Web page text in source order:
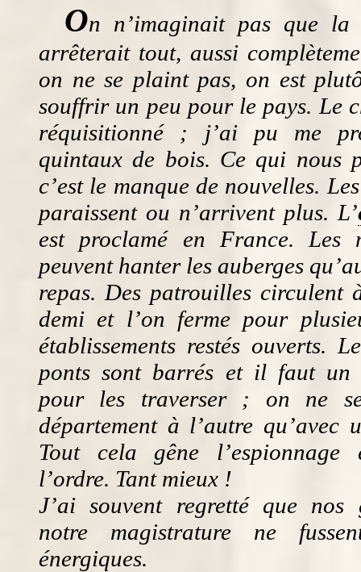
On n’imaginait pas que la
arrêterait tout, aussi
on ne se plaint pas, on est
souffrir un peu pour le pays. Le
réquisitionné ; j’ai pu me
quintaux de bois. Ce qui nous
c’est le manque de nouvelles.
paraissent ou n’arrivent plus. L’
est proclamé en France. Les
peuvent hanter les auberges
repas. Des patrouilles circulent
demi et l’on ferme pour
établissements restés ouverts.
ponts sont barrés et il faut un
pour les traverser ; on ne
département à l’autre qu’avec
Tout cela gêne l’espionnage
l’ordre. Tant mieux !
J’ai souvent regretté que nos
notre magistrature ne
énergiques.